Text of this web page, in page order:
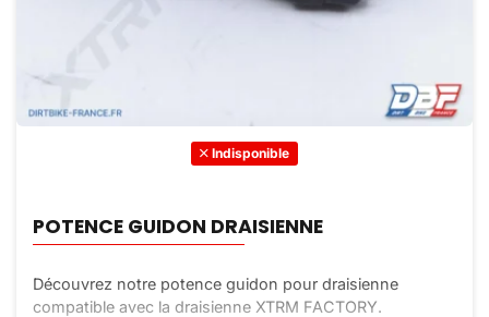
Indisponible
POTENCE GUIDON DRAISIENNE
Découvrez notre potence guidon pour draisienne
compatible avec la draisienne XTRM FACTORY.